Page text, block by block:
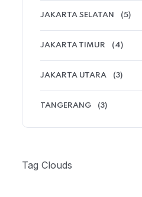
JAKARTA SELATAN (5)
JAKARTA TIMUR (4)
JAKARTA UTARA (3)
TANGERANG (3)
Tag Clouds